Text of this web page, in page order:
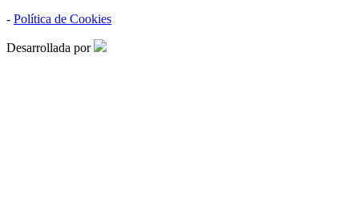
- Política de Cookies
Desarrollada por